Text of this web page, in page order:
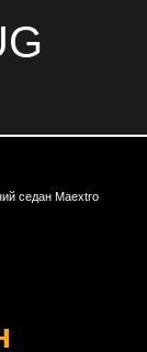
седан Maextro